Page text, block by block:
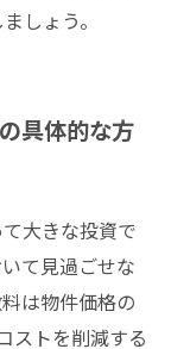
しょう。
具体的な方
大きな投資で
て見過ごせな
は物件価格の
ストを削減する